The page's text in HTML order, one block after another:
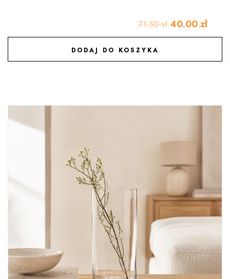
71.50zł 40.00 zł
DODAJ DO KOSZYKA
DODAJ DO ULUBIONYCH